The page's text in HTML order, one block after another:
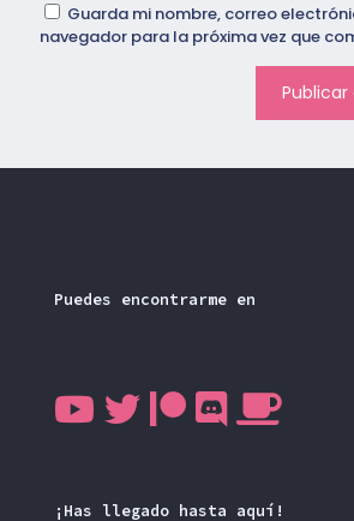
Guarda mi nombre, correo
navegador para la próxima vez que
Puedes encontrarme en
¡Has llegado hasta aquí!